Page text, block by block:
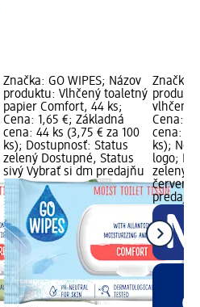
Značka: GO WIPES; Názov
produktu: Vlhčený toaletný
papier Comfort, 44 ks;
Cena: 1,65 €; Základná
cena: 44 ks (3,75 € za 100
ks); Dostupnosť: Status
zelený Dostupné, Status
sivý Vybrať si dm predajňu
Značka:
vlhčené
Cena:
cena: 80
ks);
logo;
zelený
červený
predajne